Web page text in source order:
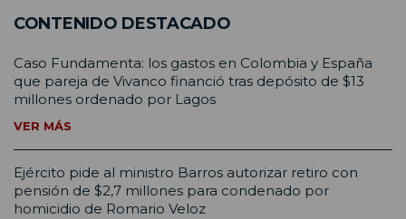
CONTENIDO DESTACADO
Caso Fundamenta: los gastos en Colombia y España
que pareja de Vivanco financió tras depósito de $13
millones ordenado por Lagos
VER MÁS
Ejército pide al ministro Barros autorizar retiro con
pensión de $2,7 millones para condenado por
homicidio de Romario Veloz